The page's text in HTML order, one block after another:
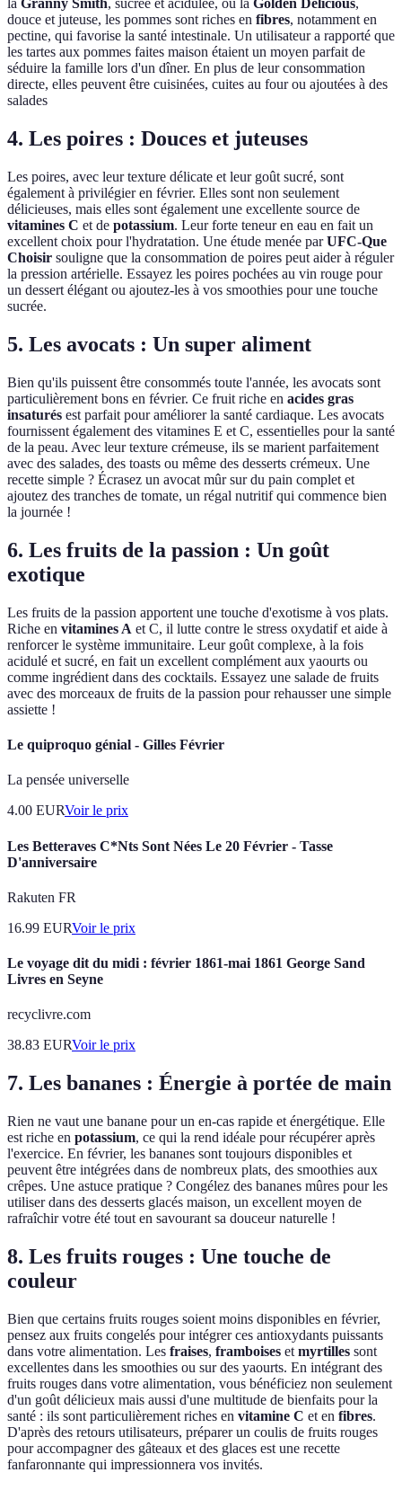
la Granny Smith, sucrée et acidulée, ou la Golden Delicious,
douce et juteuse, les pommes sont riches en fibres, notamment en
pectine, qui favorise la santé intestinale. Un utilisateur a rapporté que
les tartes aux pommes faites maison étaient un moyen parfait de
séduire la famille lors d'un dîner. En plus de leur consommation
directe, elles peuvent être cuisinées, cuites au four ou ajoutées à des
salades
4. Les poires : Douces et juteuses
Les poires, avec leur texture délicate et leur goût sucré, sont
également à privilégier en février. Elles sont non seulement
délicieuses, mais elles sont également une excellente source de
vitamines C et de potassium. Leur forte teneur en eau en fait un
excellent choix pour l'hydratation. Une étude menée parUFC-Que
Choisir souligne que la consommation de poires peut aider à réguler
la pression artérielle. Essayez les poires pochées au vin rouge pour
un dessert élégant ou ajoutez-les à vos smoothies pour une touche
sucrée.
5. Les avocats : Un super aliment
Bien qu'ils puissent être consommés toute l'année, les avocats sont
particulièrement bons en février. Ce fruit riche en acides gras
insaturés est parfait pour améliorer la santé cardiaque. Les avocats
fournissent également des vitamines E et C, essentielles pour la santé
de la peau. Avec leur texture crémeuse, ils se marient parfaitement
avec des salades, des toasts ou même des desserts crémeux. Une
recette simple ? Écrasez un avocat mûr sur du pain complet et
ajoutez des tranches de tomate, un régal nutritif qui commence bien
la journée !
6. Les fruits de la passion : Un goût
exotique
Les fruits de la passion apportent une touche d'exotisme à vos plats.
Riche en vitamines A et C, il lutte contre le stress oxydatif et aide à
renforcer le système immunitaire. Leur goût complexe, à la fois
acidulé et sucré, en fait un excellent complément aux yaourts ou
comme ingrédient dans des cocktails. Essayez une salade de fruits
avec des morceaux de fruits de la passion pour rehausser une simple
assiette !
Le quiproquo génial - Gilles Février
La pensée universelle
4.00 EURVoir le prix
Les Betteraves C*Nts Sont Nées Le 20 Février - Tasse
D'anniversaire
Rakuten FR
16.99 EURVoir le prix
Le voyage dit du midi : février 1861-mai 1861 George Sand
Livres en Seyne
recyclivre.com
38.83 EURVoir le prix
7. Les bananes : Énergie à portée de main
Rien ne vaut une banane pour un en-cas rapide et énergétique. Elle
est riche en potassium, ce qui la rend idéale pour récupérer après
l'exercice. En février, les bananes sont toujours disponibles et
peuvent être intégrées dans de nombreux plats, des smoothies aux
crêpes. Une astuce pratique ? Congélez des bananes mûres pour les
utiliser dans des desserts glacés maison, un excellent moyen de
rafraîchir votre été tout en savourant sa douceur naturelle !
8. Les fruits rouges : Une touche de
couleur
Bien que certains fruits rouges soient moins disponibles en février,
pensez aux fruits congelés pour intégrer ces antioxydants puissants
dans votre alimentation. Les fraises, framboises et myrtilles sont
excellentes dans les smoothies ou sur des yaourts. En intégrant des
fruits rouges dans votre alimentation, vous bénéficiez non seulement
d'un goût délicieux mais aussi d'une multitude de bienfaits pour la
santé : ils sont particulièrement riches en vitamine C et en fibres.
D'après des retours utilisateurs, préparer un coulis de fruits rouges
pour accompagner des gâteaux et des glaces est une recette
fanfaronnante qui impressionnera vos invités.